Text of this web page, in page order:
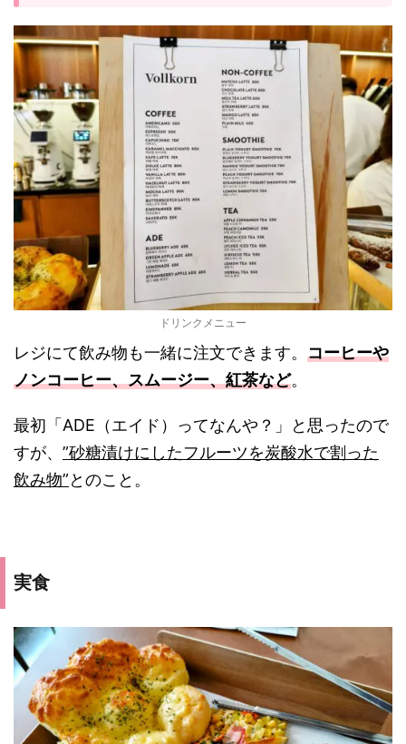
ドリンクメニュー
レジにて飲み物も一緒に注文できます。 コーヒーや
ノンコーヒー、スムージー、紅茶など。
最初「ADE（エイド）ってなんや？」と思ったので
すが、 ”砂糖漬けにしたフルーツを炭酸水で割った
飲み物”とのこと。
実食